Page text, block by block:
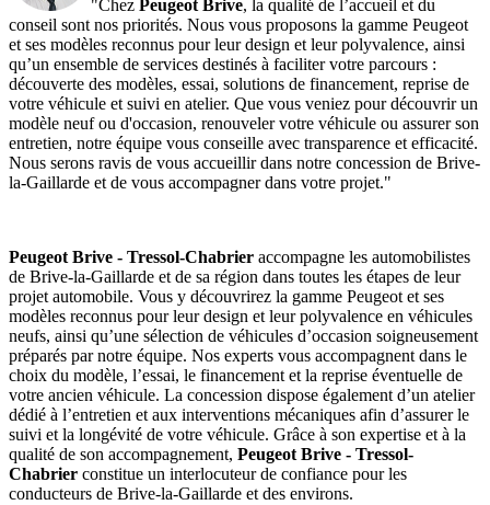
"Chez Peugeot Brive, la qualité de l’accueil et du
conseil sont nos priorités. Nous vous proposons la gamme Peugeot
et ses modèles reconnus pour leur design et leur polyvalence, ainsi
qu’un ensemble de services destinés à faciliter votre parcours :
découverte des modèles, essai, solutions de financement, reprise de
votre véhicule et suivi en atelier. Que vous veniez pour découvrir un
modèle neuf ou d'occasion, renouveler votre véhicule ou assurer son
entretien, notre équipe vous conseille avec transparence et efficacité.
Nous serons ravis de vous accueillir dans notre concession de Brive-
la-Gaillarde et de vous accompagner dans votre projet."
Peugeot Brive - Tressol-Chabrier accompagne les automobilistes
de Brive-la-Gaillarde et de sa région dans toutes les étapes de leur
projet automobile. Vous y découvrirez la gamme Peugeot et ses
modèles reconnus pour leur design et leur polyvalence en véhicules
neufs, ainsi qu’une sélection de véhicules d’occasion soigneusement
préparés par notre équipe. Nos experts vous accompagnent dans le
choix du modèle, l’essai, le financement et la reprise éventuelle de
votre ancien véhicule. La concession dispose également d’un atelier
dédié à l’entretien et aux interventions mécaniques afin d’assurer le
suivi et la longévité de votre véhicule. Grâce à son expertise et à la
qualité de son accompagnement, Peugeot Brive - Tressol-
Chabrier constitue un interlocuteur de confiance pour les
conducteurs de Brive-la-Gaillarde et des environs.